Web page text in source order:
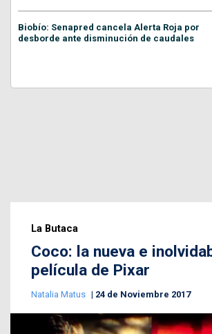
Biobío: Senapred cancela Alerta Roja por
desborde ante disminución de caudales
La Butaca
Coco: la nueva e
película de Pixar
Natalia Matus 24 de Noviembre 2017